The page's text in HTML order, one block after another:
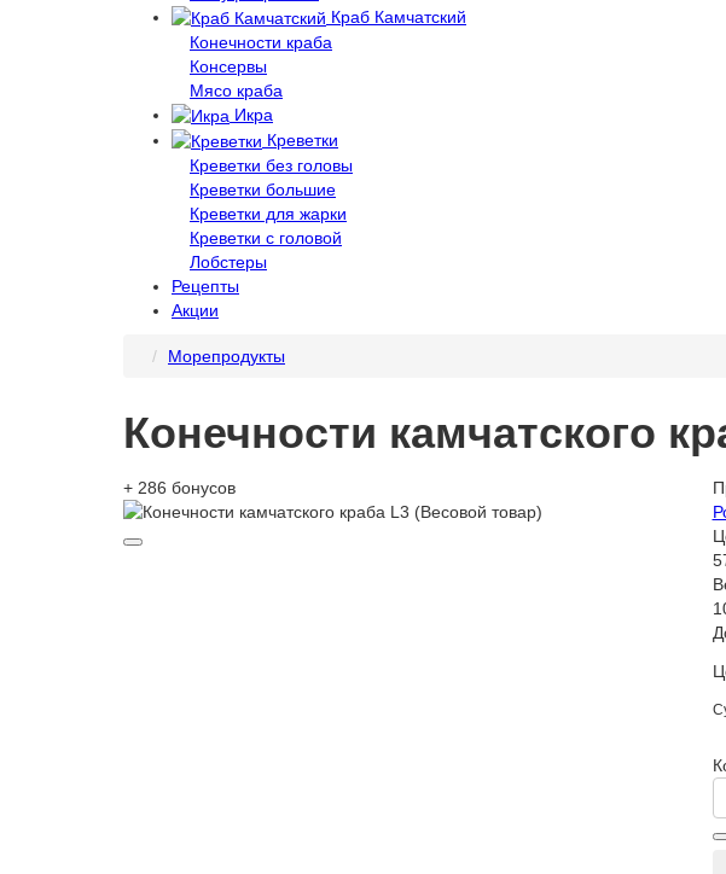
Краб Камчатский
Конечности краба
Консервы
Мясо краба
Икра
Креветки
Креветки без головы
Креветки большие
Креветки для жарки
Креветки с головой
Лобстеры
Рецепты
Акции
Морепродукты
Конечности камчатского
+ 286 бонусов